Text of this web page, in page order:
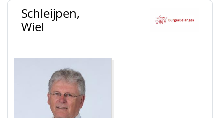
Schleijpen,
Wiel